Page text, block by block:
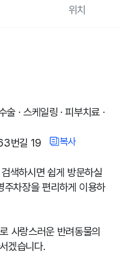
위치
술 · 스케일링 · 피부치료 ·
번길 19
복사
색하시면 쉽게 방문하실
주차장을 편리하게 이용하
사랑스러운 반려동물의
겠습니다.